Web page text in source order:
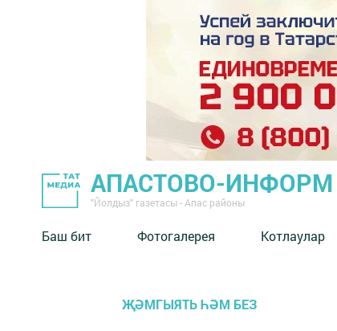
АПАСТОВО-ИНФОРМ
"Йолдыз" газетасы - Апас районы
Баш бит Фотогалерея Котлаулар
ҖӘМГЫЯТЬ ҺӘМ БЕЗ